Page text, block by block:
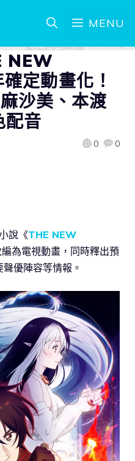
MENU
NEW
定動畫化！
沙美、本渡
配音
0 0
說《THE NEW
為電視動畫，同時釋出預
優陣容等情報。